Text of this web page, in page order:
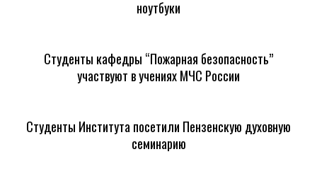
ноутбуки
Студенты кафедры “Пожарная безопасность”
участвуют в учениях МЧС России
Студенты Института посетили Пензенскую духовную
семинарию